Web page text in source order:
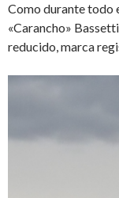
Como durante todo
«Carancho»
reducido, marca